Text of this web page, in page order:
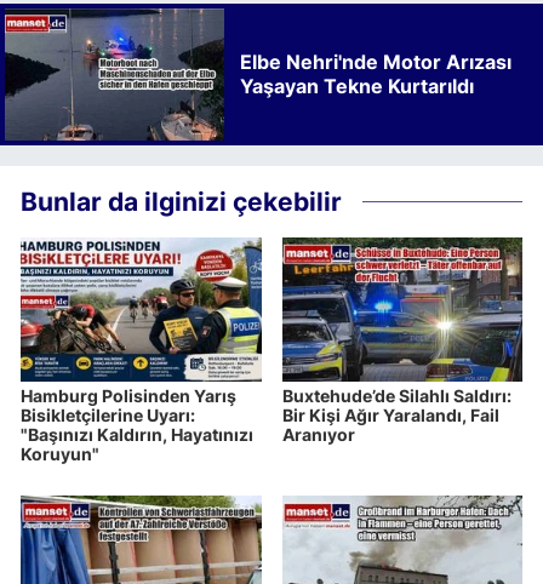
Elbe Nehri'nde Motor Arızası
Yaşayan Tekne Kurtarıldı
Bunlar da ilginizi çekebilir
Hamburg Polisinden Yarış
Bisikletçilerine Uyarı:
"Başınızı Kaldırın, Hayatınızı
Koruyun"
Buxtehude’de Silahlı Saldırı:
Bir Kişi Ağır Yaralandı, Fail
Aranıyor